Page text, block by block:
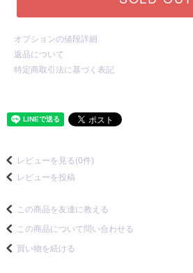
オプションの値段詳細
返品について
特定商取引法に基づく表記
レビューを見る(0件)
レビューを投稿
この商品を友達に教える
この商品について問い合わせる
買い物を続ける